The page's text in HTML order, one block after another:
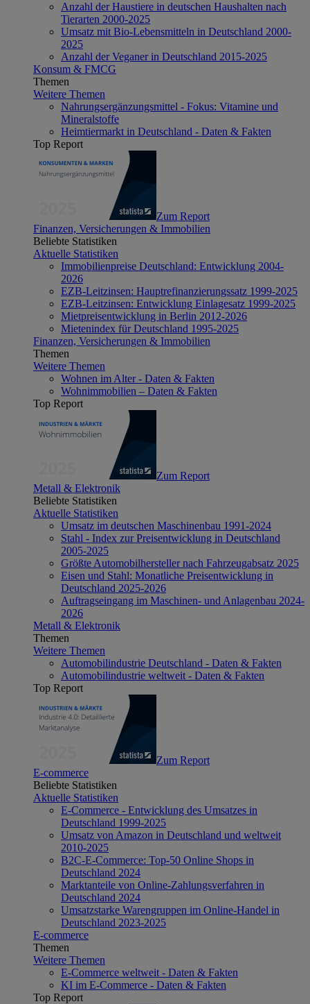
Anzahl der Haustiere in deutschen Haushalten nach
Tierarten 2000-2025
Umsatz mit Bio-Lebensmitteln in Deutschland 2000-
2025
Anzahl der Veganer in Deutschland 2015-2025
Konsum & FMCG
Themen
Weitere Themen
Nahrungsergänzungsmittel - Fokus: Vitamine und
Mineralstoffe
Heimtiermarkt in Deutschland - Daten & Fakten
Top Report
Zum Report
Finanzen, Versicherungen & Immobilien
Beliebte Statistiken
Aktuelle Statistiken
Immobilienpreise Deutschland: Entwicklung 2004-
2026
EZB-Leitzinsen: Hauptrefinanzierungssatz 1999-2025
EZB-Leitzinsen: Entwicklung Einlagesatz 1999-2025
Mietpreisentwicklung in Berlin 2012-2026
Mietenindex für Deutschland 1995-2025
Finanzen, Versicherungen & Immobilien
Themen
Weitere Themen
Wohnen im Alter - Daten & Fakten
Wohnimmobilien – Daten & Fakten
Top Report
Zum Report
Metall & Elektronik
Beliebte Statistiken
Aktuelle Statistiken
Umsatz im deutschen Maschinenbau 1991-2024
Stahl - Index zur Preisentwicklung in Deutschland
2005-2025
Größte Automobilhersteller nach Fahrzeugabsatz 2025
Eisen und Stahl: Monatliche Preisentwicklung in
Deutschland 2025-2026
Auftragseingang im Maschinen- und Anlagenbau 2024-
2026
Metall & Elektronik
Themen
Weitere Themen
Automobilindustrie Deutschland - Daten & Fakten
Automobilindustrie weltweit - Daten & Fakten
Top Report
Zum Report
E-commerce
Beliebte Statistiken
Aktuelle Statistiken
E-Commerce - Entwicklung des Umsatzes in
Deutschland 1999-2025
Umsatz von Amazon in Deutschland und weltweit
2010-2025
B2C-E-Commerce: Top-50 Online Shops in
Deutschland 2024
Marktanteile von Online-Zahlungsverfahren in
Deutschland 2024
Umsatzstarke Warengruppen im Online-Handel in
Deutschland 2023-2025
E-commerce
Themen
Weitere Themen
E-Commerce weltweit - Daten & Fakten
KI im E-Commerce - Daten & Fakten
Top Report